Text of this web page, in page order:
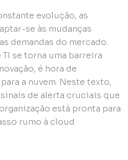
evolução, as
se às mudanças
demandas do mercado.
se torna uma barreira
é hora de
a nuvem. Neste texto,
de alerta cruciais que
está pronta para
rumo à cloud